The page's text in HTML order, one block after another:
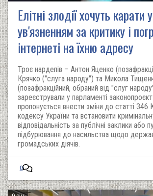
Елітні злодії хочуть карати
ув'язненням за критику і
інтернеті на їхню адресу
Троє нардепів – Антон Яценко
Крячко ("слуга народу") та Микола
(позафракційний, обраний від "слуг
зареєстрували у парламенті
пропонується внести зміни до статті 346
кодексу України та встановити
відповідальність за публічні заклики або
підбурювання до насильства щодо
громадських діячів.
0